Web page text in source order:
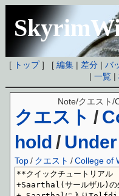
[ トップ] [編集 | 差分 |バ
|一覧 |
クエスト /
hold /
Note/クエスト/
Top / クエスト /College of